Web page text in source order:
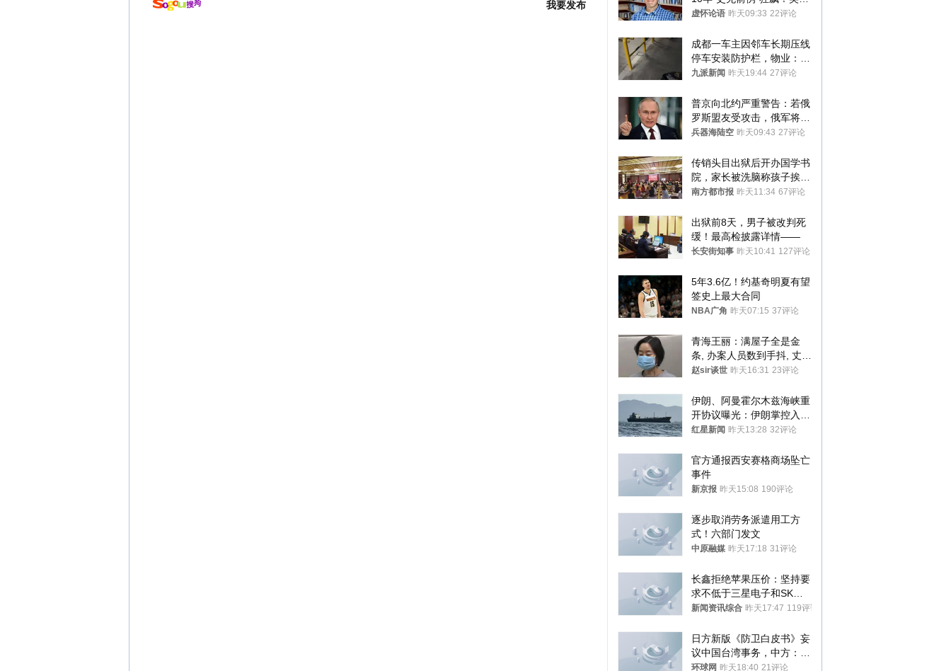
我要发布
真慌了
虚怀论语 昨天09:33 22评论
成都一车主因邻车长期压线
停车安装防护栏，物业：不
建议装护栏，也会影响自身
九派新闻 昨天19:44 27评论
普京向北约严重警告：若俄
罗斯盟友受攻击，俄军将动
用核武器保护
兵器海陆空 昨天09:43 27评论
传销头目出狱后开办国学书
院，家长被洗脑称孩子挨打
才有效果
南方都市报 昨天11:34 67评论
出狱前8天，男子被改判死
缓！最高检披露详情——
长安街知事 昨天10:41 127评论
5年3.6亿！约基奇明夏有望
签史上最大合同
NBA广角 昨天07:15 37评论
青海王丽：满屋子全是金
条, 办案人员数到手抖, 丈夫
受不了提前离场
赵sir谈世 昨天16:31 23评论
伊朗、阿曼霍尔木兹海峡重
开协议曝光：伊朗掌控入湾
航道，与阿曼平分“服务费”
红星新闻 昨天13:28 32评论
官方通报西安赛格商场坠亡
事件
新京报 昨天15:08 190评论
逐步取消劳务派遣用工方
式！六部门发文
中原融媒 昨天17:18 31评论
长鑫拒绝苹果压价：坚持要
求不低于三星电子和SK海
力士
新闻资讯综合 昨天17:47 119评论
日方新版《防卫白皮书》妄
议中国台湾事务，中方：强
烈不满、坚决反对，已向日
环球网 昨天18:40 21评论